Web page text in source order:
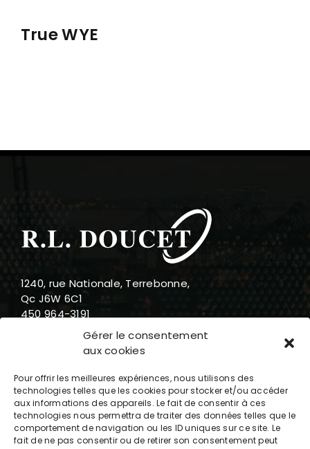
Gérer le consentement
aux cookies
Pour offrir les meilleures expériences, nous utilisons des
technologies telles que les cookies pour stocker et/ou accéder
aux informations des appareils. Le fait de consentir à ces
technologies nous permettra de traiter des données telles que le
comportement de navigation ou les ID uniques sur ce site. Le
fait de ne pas consentir ou de retirer son consentement peut
True WYE
1240, rue Nationale, Terrebonne,
Qc J6W 6C1
450 964-3191
888 919-3191
info@rldoucet.qc.ca
Heures d’ouverture